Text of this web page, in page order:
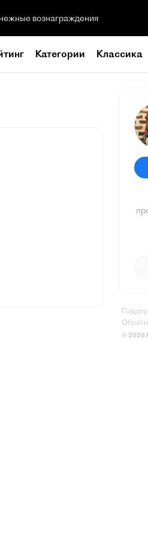
вознаграждения
Категории Классика
© 2026